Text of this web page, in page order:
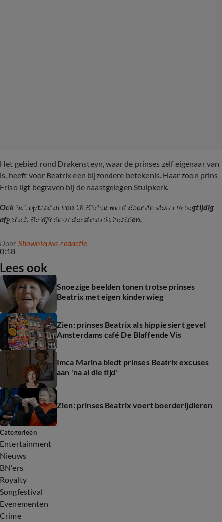
Het gebied rond Drakensteyn, waar de prinses zelf eigenaar van
is, heeft voor Beatrix een bijzondere betekenis. Haar zoon prins
Friso ligt begraven bij de naastgelegen Stulpkerk.
Ook het optreden van Lil Kleine werd door de storm vroegtijdig
afgelast. Bekijk de onderstaande beelden.
0:18
Drama voor Lil Kleine: concert vroegtijdig
afgelast vanwege noodweer
Door Shownieuws-redactie
Lees ook
Snoezige beelden tonen trotse prinses
Beatrix met eigen kinderwieg
Zien: prinses Beatrix als hippie siert gevel
Amsterdams café De Blaffende Vis
Imca Marina biedt prinses Beatrix excuses
aan 'na al die tijd'
Zien: prinses Beatrix voert boerderijdieren
Categorieën
Entertainment
Nieuws
BN'ers
Royalty
Songfestival
Evenementen
Crime